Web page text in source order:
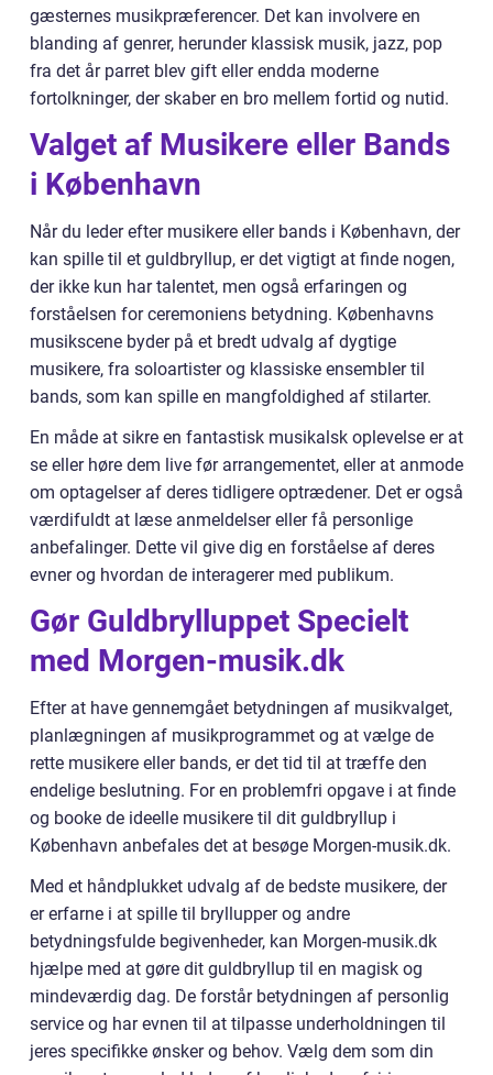
gæsternes musikpræferencer. Det kan involvere en
blanding af genrer, herunder klassisk musik, jazz, pop
fra det år parret blev gift eller endda moderne
fortolkninger, der skaber en bro mellem fortid og nutid.
Valget af Musikere eller Bands
i København
Når du leder efter musikere eller bands i København, der
kan spille til et guldbryllup, er det vigtigt at finde nogen,
der ikke kun har talentet, men også erfaringen og
forståelsen for ceremoniens betydning. Københavns
musikscene byder på et bredt udvalg af dygtige
musikere, fra soloartister og klassiske ensembler til
bands, som kan spille en mangfoldighed af stilarter.
En måde at sikre en fantastisk musikalsk oplevelse er at
se eller høre dem live før arrangementet, eller at anmode
om optagelser af deres tidligere optrædener. Det er også
værdifuldt at læse anmeldelser eller få personlige
anbefalinger. Dette vil give dig en forståelse af deres
evner og hvordan de interagerer med publikum.
Gør Guldbrylluppet Specielt
med Morgen-musik.dk
Efter at have gennemgået betydningen af musikvalget,
planlægningen af musikprogrammet og at vælge de
rette musikere eller bands, er det tid til at træffe den
endelige beslutning. For en problemfri opgave i at finde
og booke de ideelle musikere til dit guldbryllup i
København anbefales det at besøge Morgen-musik.dk.
Med et håndplukket udvalg af de bedste musikere, der
er erfarne i at spille til bryllupper og andre
betydningsfulde begivenheder, kan Morgen-musik.dk
hjælpe med at gøre dit guldbryllup til en magisk og
mindeværdig dag. De forstår betydningen af personlig
service og har evnen til at tilpasse underholdningen til
jeres specifikke ønsker og behov. Vælg dem som din